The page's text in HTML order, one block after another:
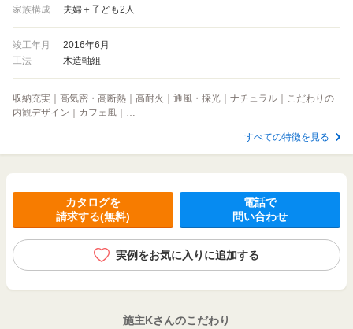
家族構成
夫婦＋子ども2人
竣工年月
2016年6月
工法
木造軸組
収納充実｜高気密・高断熱｜高耐火｜通風・採光｜ナチュラル｜こだわりの
内観デザイン｜カフェ風｜…
すべての特徴を見る
カタログを
請求する(無料)
電話で
問い合わせ
実例をお気に入りに追加する
施主Kさんのこだわり